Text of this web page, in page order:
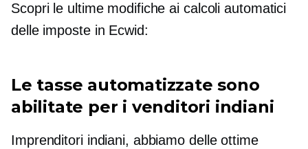
Scopri le ultime modifiche ai calcoli automatici
delle imposte in Ecwid:
Le tasse automatizzate sono
abilitate per i venditori indiani
Imprenditori indiani, abbiamo delle ottime